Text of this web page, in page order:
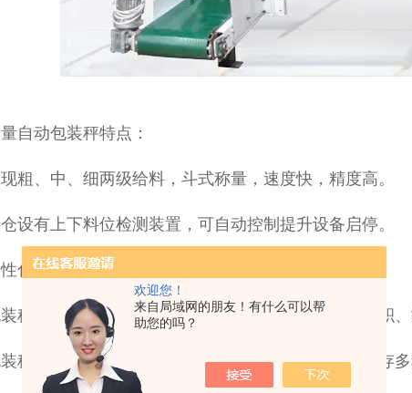
欢迎您！
来自局域网的朋友！有什么可以帮
助您的吗？
自动包装秤特点：
、中、细两级给料，斗式称量，速度快，精度高。
有上下料位检测装置，可自动控制提升设备启停。
夹袋设计，设有手动开关，操作方便省力。
具备自动误差修正、超差自动报警、数量自动累积、
采用专业全数字化双核处理称重仪表，可同时储存多